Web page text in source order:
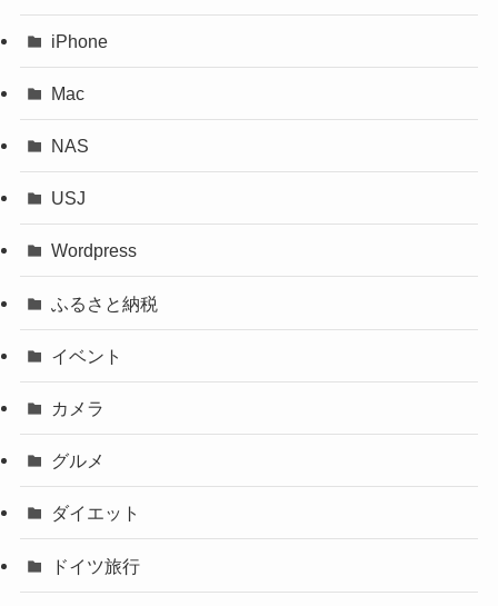
iPhone
Mac
NAS
USJ
Wordpress
ふるさと納税
イベント
カメラ
グルメ
ダイエット
ドイツ旅行